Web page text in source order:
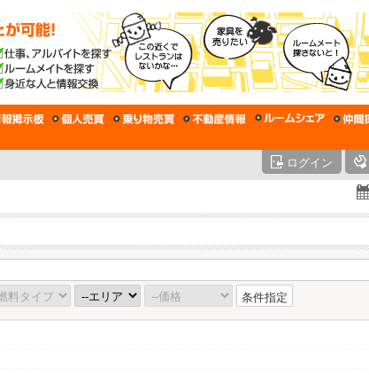
ログイン
条件指定